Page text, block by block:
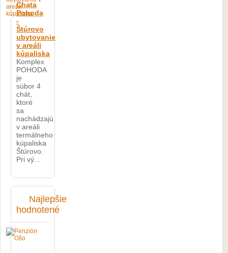
Chata
Pohoda
-
Štúrovo
ubytovanie
v areáli
kúpaliska
Komplex
POHODA
je
súbor 4
chát,
ktoré
sa
nachádzajú
v areáli
termálneho
kúpaliska
Štúrovo.
Pri vý...
Najlepšie
hodnotené